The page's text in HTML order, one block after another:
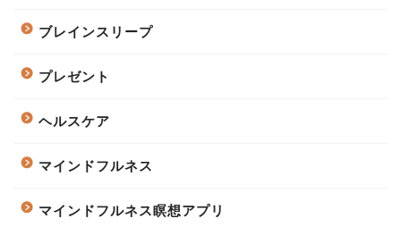
ブレインスリープ
プレゼント
ヘルスケア
マインドフルネス
マインドフルネス瞑想アプリ